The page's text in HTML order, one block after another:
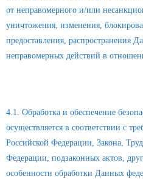
от неправомерного и/или
уничтожения, изменения,
предоставления, распространения
неправомерных действий в
4.1. Обработка и обеспечение
осуществляется в соответствии с
Российской Федерации, Закона,
Федерации, подзаконных актов,
особенности обработки Данных